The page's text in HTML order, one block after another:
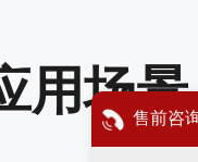
用场景
售前咨